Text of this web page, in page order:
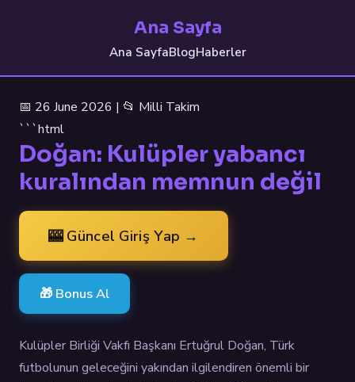
Ana Sayfa
Ana SayfaBlogHaberler
📅 26 June 2026 | 📂 Milli Takim
```html
Doğan: Kulüpler yabancı
kuralından memnun değil
🎰 Güncel Giriş Yap →
🎁 Bonus Al
Kulüpler Birliği Vakfı Başkanı Ertuğrul Doğan, Türk
futbolunun geleceğini yakından ilgilendiren önemli bir